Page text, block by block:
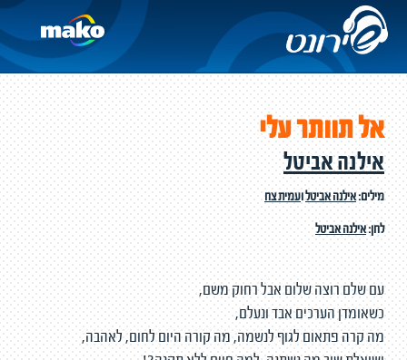
אל תוותר עלי
אילנה אביטל
מילים:אילנה אביטלועמית צח
לחן:אילנה אביטל
עם שלם רוצה שלום אבל רחוק משם,
כשאומדן הערכים אבד ונעלם,
מה קרה פתאום לגוף לנשמה, מה קורה היום לחום, לאהבה,